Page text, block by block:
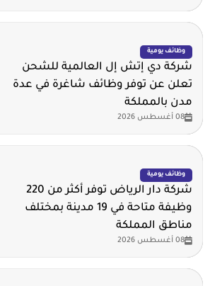
وظائف يومية
شركة دي إتش إل العالمية للشحن
تعلن عن توفر وظائف شاغرة في عدة
مدن بالمملكة
08 أغسطس 2026
وظائف يومية
شركة دار الرياض توفر أكثر من 220
وظيفة متاحة في 19 مدينة بمختلف
مناطق المملكة
08 أغسطس 2026